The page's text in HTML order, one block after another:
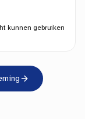
kunnen gebruiken